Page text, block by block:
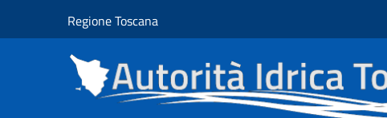
Regione Toscana